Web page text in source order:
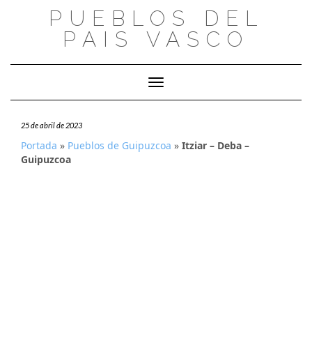
PUEBLOS DEL
PAIS VASCO
Cambiar modo de navegación
25 de abril de 2023
Portada » Pueblos de Guipuzcoa » Itziar – Deba –
Guipuzcoa